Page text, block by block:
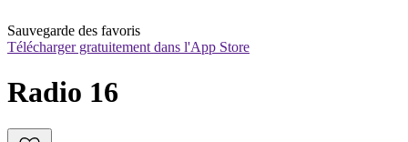
Sauvegarde des favoris
Télécharger gratuitement dans l'App Store
Radio 16